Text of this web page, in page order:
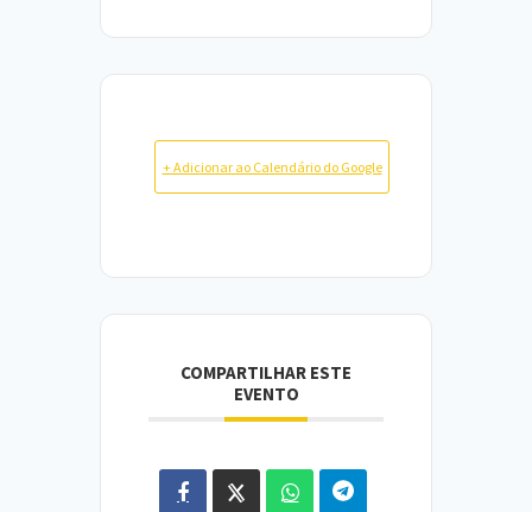
+ Adicionar ao Calendário do Google
COMPARTILHAR ESTE
EVENTO